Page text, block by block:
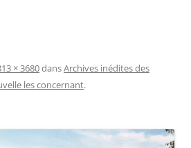
× 3680dansArchives inédites des
les concernant.